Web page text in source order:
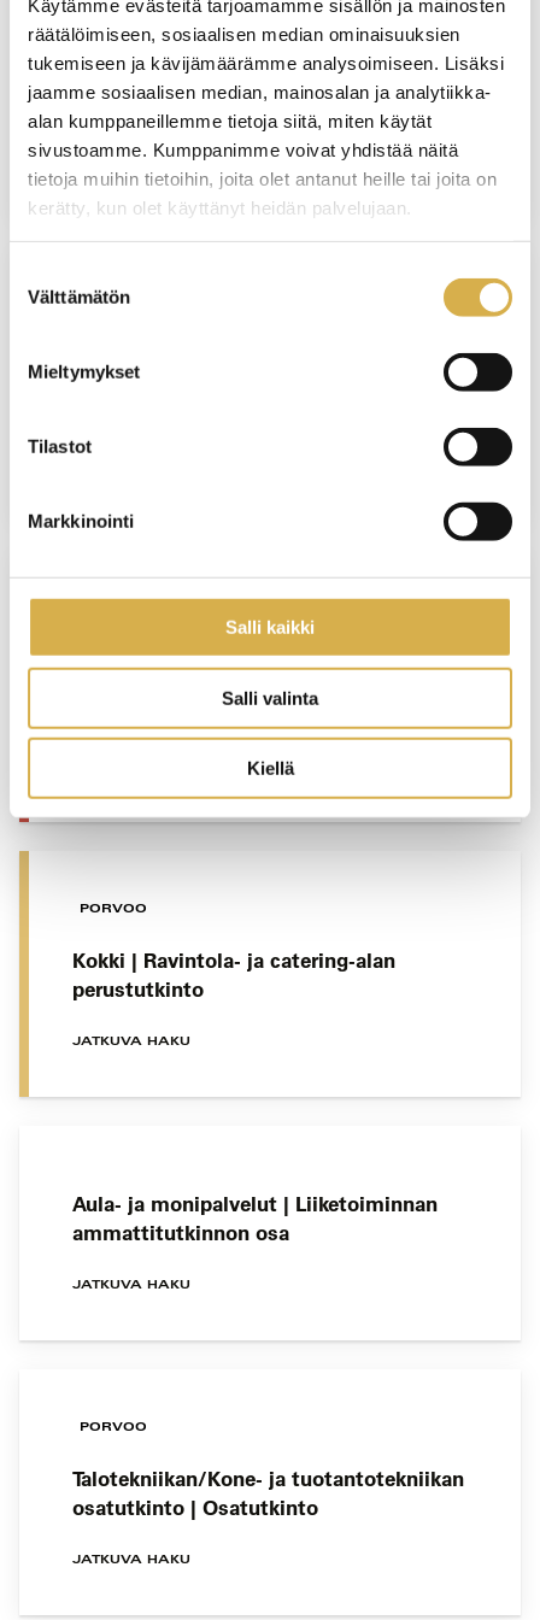
Käytämme evästeitä tarjoamamme sisällön ja mainosten
räätälöimiseen, sosiaalisen median ominaisuuksien
tukemiseen ja kävijämäärämme analysoimiseen. Lisäksi
jaamme sosiaalisen median, mainosalan ja analytiikka-
alan kumppaneillemme tietoja siitä, miten käytät
sivustoamme. Kumppanimme voivat yhdistää näitä
tietoja muihin tietoihin, joita olet antanut heille tai joita on
kerätty, kun olet käyttänyt heidän palvelujaan.
valinta
Välttämätön
Mieltymykset
Tilastot
Markkinointi
Salli kaikki
Salli valinta
Kiellä
Terveydenhuollon sihteeri |
Liiketoiminnan ammattitutkinto,
liiketoiminnan palveluiden osaamisala
JATKUVA HAKU
VERKKO/VANTAA
ammattitutkinto, liiketoiminnan
Kehittämisen ja toiminnan ohjaamisen
osaamiskokonaisuus | Majoitus- ja
ravitsemisalan esihenkilötyön
erikoisammattitutkinto
PORVOO
Kokki | Ravintola- ja catering-alan
perustutkinto
JATKUVA HAKU
Aula- ja monipalvelut | Liiketoiminnan
ammattitutkinnon osa
JATKUVA HAKU
PORVOO
Talotekniikan/Kone- ja tuotantotekniikan
osatutkinto | Osatutkinto
JATKUVA HAKU